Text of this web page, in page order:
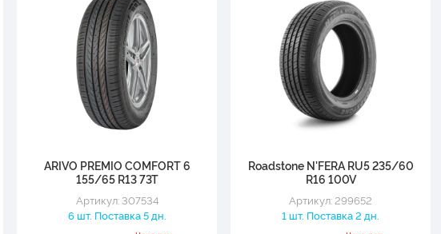
ARIVO PREMIO COMFORT 6
155/65 R13 73T
Артикул: 307534
6 шт. Поставка 5 дн.
Roadstone N'FERA RU5 235/60
R16 100V
Артикул: 299652
1 шт. Поставка 2 дн.